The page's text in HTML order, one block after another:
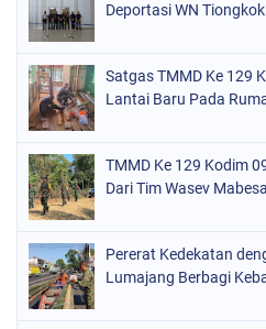
Deportasi WN
Satgas TMMD Ke 129
Lantai Baru Pada
TMMD Ke 129 Kodim
Dari Tim Wasev
Pererat Kedekatan
Lumajang Berbagi